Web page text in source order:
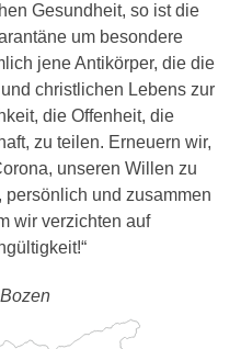
Gesundheit, so ist die
um besondere
jene Antikörper, die die
christlichen Lebens zur
die Offenheit, die
zu teilen. Erneuern wir,
unseren Willen zu
und zusammen
wir verzichten auf